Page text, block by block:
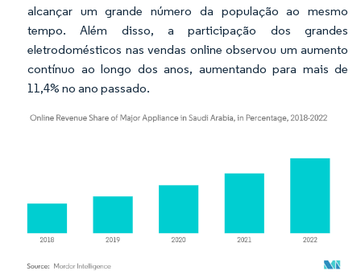
alcançar um grande número da população ao mesmo
tempo. Além disso, a participação dos grandes
eletrodomésticos nas vendas online observou um aumento
contínuo ao longo dos anos, aumentando para mais de
11,4% no ano passado.